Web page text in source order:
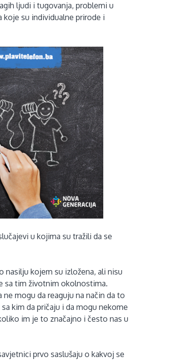
ljudi i tugovanja, problemi u
koje su individualne prirode i
u kojima su tražili da se
nasilju kojem su izložena, ali nisu
sa tim životnim okolnostima.
mogu da reaguju na način da to
kim da pričaju i da mogu nekome
im je to značajno i često nas u
prvo saslušaju o kakvoj se